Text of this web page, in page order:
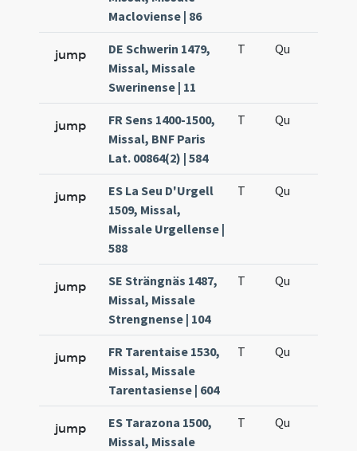
Macloviense | 86
jump
DE Schwerin 1479,
Missal, Missale
Swerinense | 11
T Qu
jump
FR Sens 1400-1500,
Missal, BNF Paris
Lat. 00864(2) | 584
T Qu
jump
ES La Seu D'Urgell
1509, Missal,
Missale Urgellense |
588
T Qu
jump
SE Strängnäs 1487,
Missal, Missale
Strengnense | 104
T Qu
jump
FR Tarentaise 1530,
Missal, Missale
Tarentasiense | 604
T Qu
jump
ES Tarazona 1500,
Missal, Missale
T Qu